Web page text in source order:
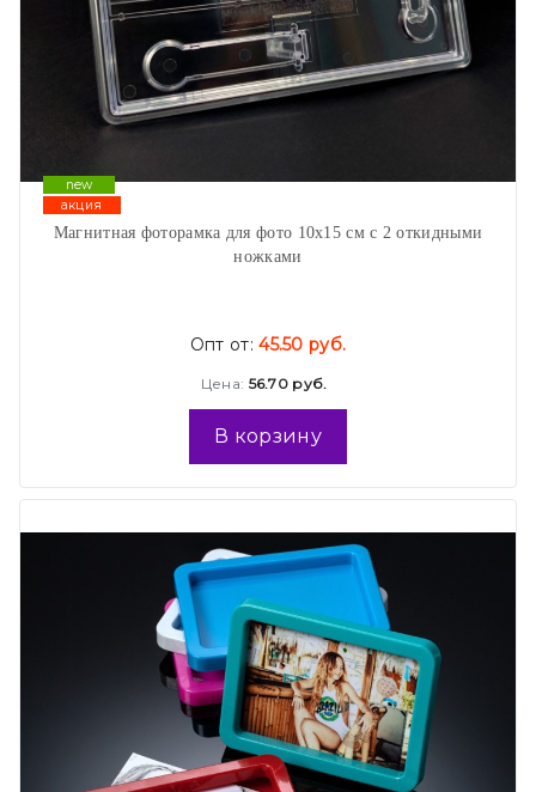
new
акция
Магнитная фоторамка для фото 10х15 см с 2 откидными
ножками
Опт от:45.50 руб.
Цена: 56.70 руб.
В корзину